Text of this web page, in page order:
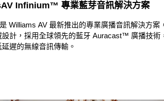
Infinium™ 專業藍芽音訊解決方案
Williams AV 最新推出的專業廣播音訊解決方案
計，採用全球領先的藍牙 Auracast™ 廣播技術
遲的無線音訊傳輸。